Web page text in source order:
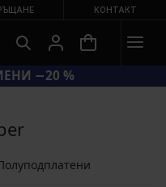
КОНТАКТ
−20 %